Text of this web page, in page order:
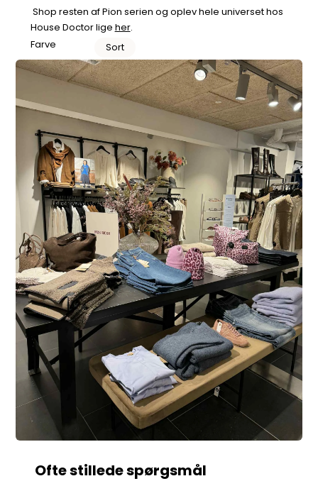
Shop resten af Pion serien og oplev hele universet hos
House Doctor lige her.
Farve
Sort